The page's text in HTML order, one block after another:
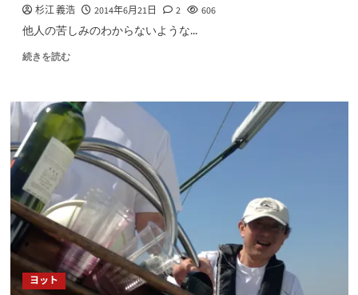
杉江 義浩 2014年6月21日 2 606
他人の苦しみのわからないような...
続きを読む
ヨット